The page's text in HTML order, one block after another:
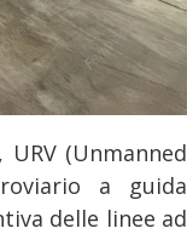
(Unmanned
a guida
delle linee ad